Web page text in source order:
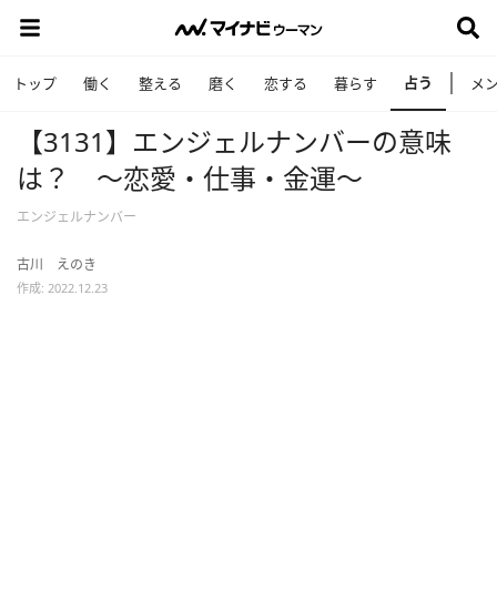
トップ 働く 整える 磨く 恋する 暮らす 占う メ
【3131】エンジェルナンバーの意味
は？ ～恋愛・仕事・金運～
エンジェルナンバー
古川 えのき
作成: 2022.12.23